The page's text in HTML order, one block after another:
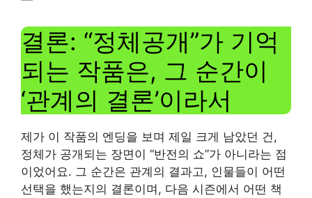
결론: “정체공개”가 기억
되는 작품은, 그 순간이
‘관계의 결론’이라서
제가 이 작품의 엔딩을 보며 제일 크게 남았던 건,
정체가 공개되는 장면이 “반전의 쇼”가 아니라는 점
이었어요. 그 순간은 관계의 결과고, 인물들이 어떤
선택을 했는지의 결론이며, 다음 시즌에서 어떤 책